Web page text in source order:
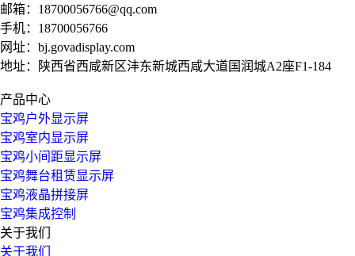
邮箱： 18700056766@qq.com
手机： 18700056766
网址： bj.govadisplay.com
地址：陕西省西咸新区沣东新城西咸大道国润城A2座F1-184
产品中心
宝鸡户外显示屏
宝鸡室内显示屏
宝鸡小间距显示屏
宝鸡舞台租赁显示屏
宝鸡液晶拼接屏
宝鸡集成控制
关于我们
关于我们